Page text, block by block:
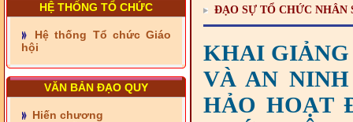
HỆ THỐNG TỔ CHỨC
Hệ thống Tổ chức Giáo
hội
VĂN BẢN ĐẠO QUY
Hiến chương
- BAN TRỊ SỰ XÃ ĐẠI
PHƯỚC TỈNH ĐỒNG NAI
TIẾP SỨC ĐẾN TRƯỜNG
- Xã Châu Phú khánh
thành cầu Kênh 7 - Nam
kênh Quốc Gia
ĐẠO SỰ TỔ CHỨC NHÂN
KHAI GIẢNG
VÀ AN
HẢO HOẠT